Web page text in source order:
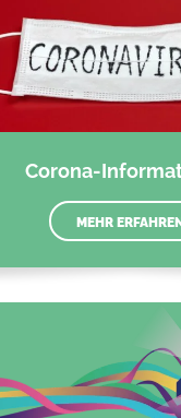
Corona-
MEHR